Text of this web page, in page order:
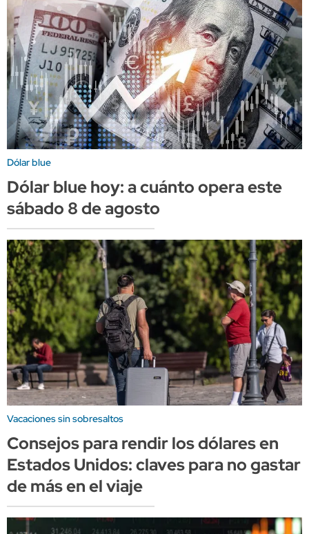
Dólar blue
Dólar blue hoy: a cuánto opera este
sábado 8 de agosto
Vacaciones sin sobresaltos
Consejos para rendir los dólares en
Estados Unidos: claves para no gastar
de más en el viaje